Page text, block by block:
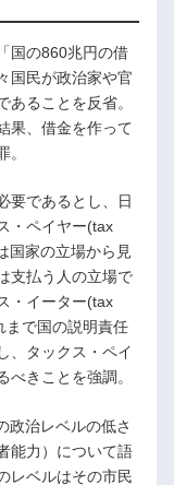
国の860兆円の借
国民が政治家や官
ることを反省。
果、借金を作って
。
要であるとし、日
・ペイヤー(tax
国家の立場から見
支払う人の立場で
・イーター(tax
まで国の説明責任
、タックス・ペイ
きことを強調。
政治レベルの低さ
能力）について語
レベルはその市民